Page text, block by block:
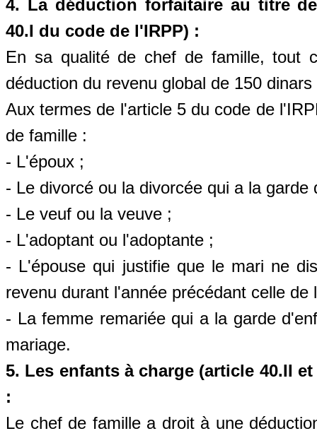
4. La déduction forfaitaire au titre
40.I du code de l'IRPP) :
En sa qualité de chef de famille, tout
déduction du revenu global de 150
Aux termes de l'article 5 du code de
de famille :
- L'époux ;
- Le divorcé ou la divorcée qui a la garde
- Le veuf ou la veuve ;
- L'adoptant ou l'adoptante ;
- L'épouse qui justifie que le mari ne
revenu durant l'année précédant celle de
- La femme remariée qui a la garde
mariage.
5. Les enfants à charge (article 40.II
:
Le chef de famille a droit à une